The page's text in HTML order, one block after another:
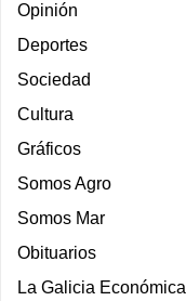
Opinión
Deportes
Sociedad
Cultura
Gráficos
Somos Agro
Somos Mar
Obituarios
La Galicia Económica